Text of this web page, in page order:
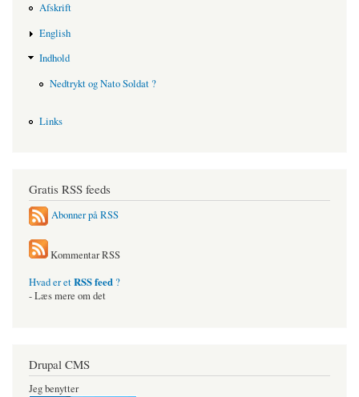
Afskrift
English
Indhold
Nedtrykt og Nato Soldat ?
Links
Gratis RSS feeds
Abonner på RSS
Kommentar RSS
Hvad er etRSS feed ?
- Læs mere om det
Drupal CMS
Jeg benytter